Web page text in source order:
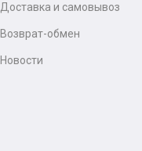
Доставка и самовывоз
Возврат-обмен
Новости